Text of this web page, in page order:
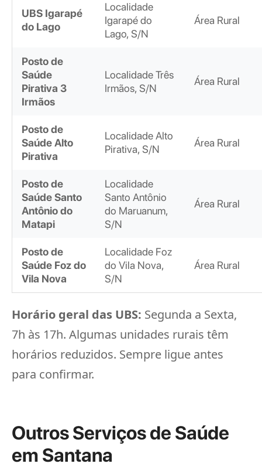
UBS Igarapé
do Lago
Localidade
Igarapé do
Lago, S/N
Área Rural
Posto de
Saúde
Pirativa 3
Irmãos
Localidade Três
Irmãos, S/N
Área Rural
Posto de
Saúde Alto
Pirativa
Localidade Alto
Pirativa, S/N
Área Rural
Posto de
Saúde Santo
Antônio do
Matapi
Localidade
Santo Antônio
do Maruanum,
S/N
Área Rural
Posto de
Saúde Foz do
Vila Nova
Localidade Foz
do Vila Nova,
S/N
Área Rural
Horário geral das UBS: Segunda a Sexta,
7h às 17h. Algumas unidades rurais têm
horários reduzidos. Sempre ligue antes
para confirmar.
Outros Serviços de Saúde
em Santana